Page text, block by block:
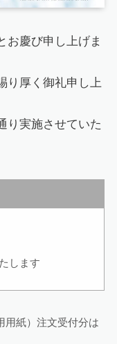
慶び申し上げま
り厚く御礼申し上
り実施させていた
します
用紙）注文受付分は